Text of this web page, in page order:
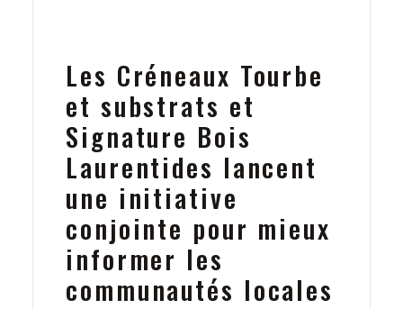
Les Créneaux Tourbe
et substrats et
Signature Bois
Laurentides lancent
une initiative
conjointe pour mieux
informer les
communautés locales